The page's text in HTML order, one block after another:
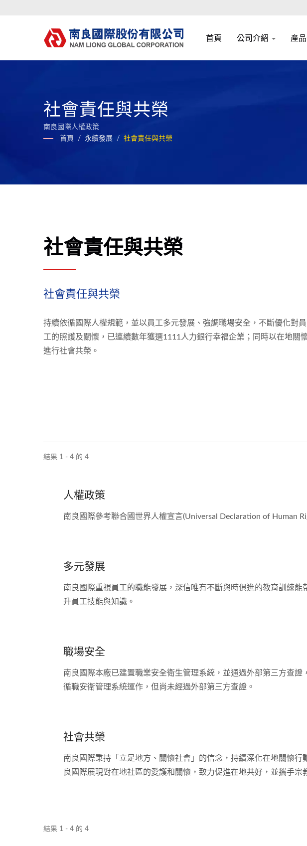
首頁 公司介紹 產
社會責任與共榮
南良國際人權政策
首頁 / 永續發展 / 社會責任與共榮
社會責任與共榮
社會責任與共榮
持續依循國際人權規範，並以員工多元發展、強調職場安全，不斷優化對員
工的照護及關懷，已連續數年獲選1111人力銀行幸福企業；同時以在地關
進行社會共榮。
結果 1 - 4 的 4
人權政策
南良國際參考聯合國世界人權宣言(Universal Declaration of Human
多元發展
南良國際重視員工的職能發展，深信唯有不斷與時俱進的教育訓練
升員工技能與知識。
職場安全
南良國際本廠已建置職業安全衛生管理系統，並通過外部第三方查
循職安衛管理系統運作，但尚未經過外部第三方查證。
社會共榮
南良國際秉持「立足地方、關懷社會」的信念，持續深化在地關懷
良國際展現對在地社區的愛護和關懷，致力促進在地共好，並攜手
結果 1 - 4 的 4